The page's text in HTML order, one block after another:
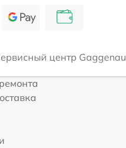
центр Gaggenau